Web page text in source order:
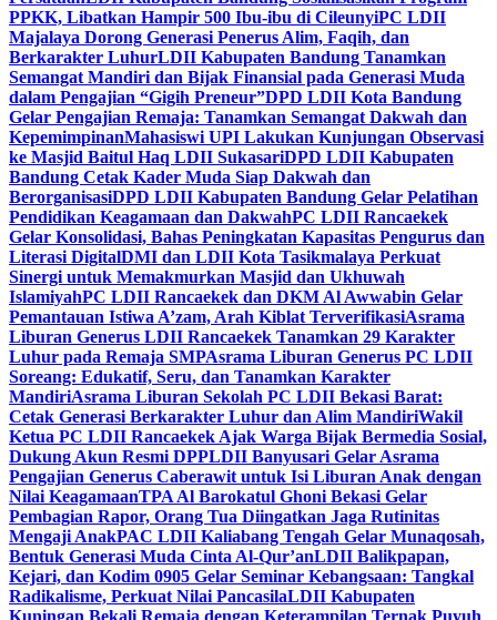
PPKK, Libatkan Hampir 500 Ibu-ibu di CileunyiPC LDII
Majalaya Dorong Generasi Penerus Alim, Faqih, dan
Berkarakter LuhurLDII Kabupaten Bandung Tanamkan
Semangat Mandiri dan Bijak Finansial pada Generasi Muda
dalam Pengajian “Gigih Preneur”DPD LDII Kota Bandung
Gelar Pengajian Remaja: Tanamkan Semangat Dakwah dan
KepemimpinanMahasiswi UPI Lakukan Kunjungan Observasi
ke Masjid Baitul Haq LDII SukasariDPD LDII Kabupaten
Bandung Cetak Kader Muda Siap Dakwah dan
BerorganisasiDPD LDII Kabupaten Bandung Gelar Pelatihan
Pendidikan Keagamaan dan DakwahPC LDII Rancaekek
Gelar Konsolidasi, Bahas Peningkatan Kapasitas Pengurus dan
Literasi DigitalDMI dan LDII Kota Tasikmalaya Perkuat
Sinergi untuk Memakmurkan Masjid dan Ukhuwah
IslamiyahPC LDII Rancaekek dan DKM Al Awwabin Gelar
Pemantauan Istiwa A’zam, Arah Kiblat TerverifikasiAsrama
Liburan Generus LDII Rancaekek Tanamkan 29 Karakter
Luhur pada Remaja SMPAsrama Liburan Generus PC LDII
Soreang: Edukatif, Seru, dan Tanamkan Karakter
MandiriAsrama Liburan Sekolah PC LDII Bekasi Barat:
Cetak Generasi Berkarakter Luhur dan Alim MandiriWakil
Ketua PC LDII Rancaekek Ajak Warga Bijak Bermedia Sosial,
Dukung Akun Resmi DPPLDII Banyusari Gelar Asrama
Pengajian Generus Caberawit untuk Isi Liburan Anak dengan
Nilai KeagamaanTPA Al Barokatul Ghoni Bekasi Gelar
Pembagian Rapor, Orang Tua Diingatkan Jaga Rutinitas
Mengaji AnakPAC LDII Kaliabang Tengah Gelar Munaqosah,
Bentuk Generasi Muda Cinta Al-Qur’anLDII Balikpapan,
Kejari, dan Kodim 0905 Gelar Seminar Kebangsaan: Tangkal
Radikalisme, Perkuat Nilai PancasilaLDII Kabupaten